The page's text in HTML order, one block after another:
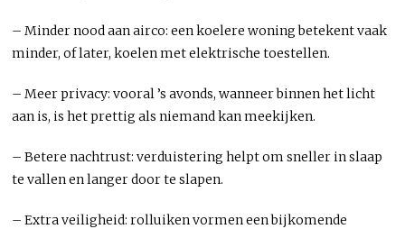
– Minder nood aan airco: een koelere woning betekent vaak
minder, of later, koelen met elektrische toestellen.
– Meer privacy: vooral ’s avonds, wanneer binnen het licht
aan is, is het prettig als niemand kan meekijken.
– Betere nachtrust: verduistering helpt om sneller in slaap
te vallen en langer door te slapen.
– Extra veiligheid: rolluiken vormen een bijkomende